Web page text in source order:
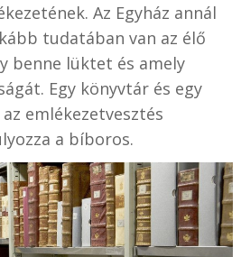
Az Egyház annál
tudatában van az élő
benne lüktet és amely
Egy könyvtár és egy
emlékezetvesztés
a bíboros.